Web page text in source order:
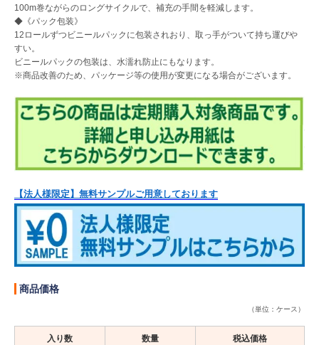
100m巻ながらのロングサイクルで、補充の手間を軽減します。
◆《パック包装》
12ロールずつビニールパックに包装されおり、取っ手がついて持ち運びや
すい。
ビニールパックの包装は、水濡れ防止にもなります。
※商品改善のため、パッケージ等の使用が変更になる場合がございます。
【法人様限定】無料サンプルご用意しております
商品価格
（単位：ケース）
入り数
数量
税込価格